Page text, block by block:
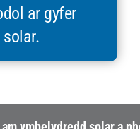
ar gyfer